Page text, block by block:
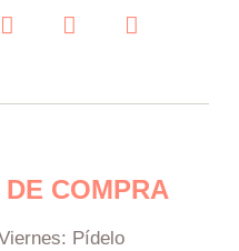
COMPRA
Pídelo